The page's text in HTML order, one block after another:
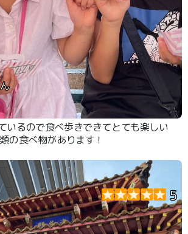
いるので食べ歩きできてとても楽しい
の食べ物があります！
5